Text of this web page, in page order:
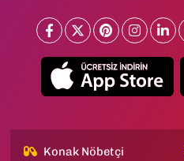
Konak Nöbetçi